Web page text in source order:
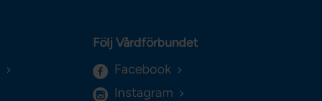
Följ Vårdförbundet
Facebook
Instagram